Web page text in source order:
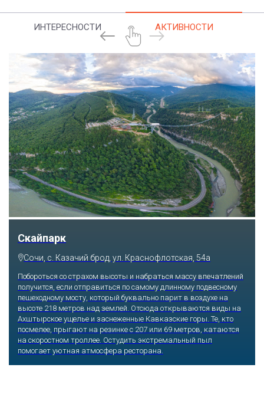
ИНТЕРЕСНОСТИ АКТИВНОСТИ
Скайпарк
Сочи, с. Казачий брод, ул. Краснофлотская, 54а
Побороться со страхом высоты и набраться массу впечатлений
получится, если отправиться по самому длинному подвесному
пешеходному мосту, который буквально парит в воздухе на
высоте 218 метров над землей. Отсюда открываются виды на
Ахштырское ущелье и заснеженные Кавказские горы. Те, кто
посмелее, прыгают на резинке с 207 или 69 метров, катаются
на скоростном троллее. Остудить экстремальный пыл
помогает уютная атмосфера ресторана.